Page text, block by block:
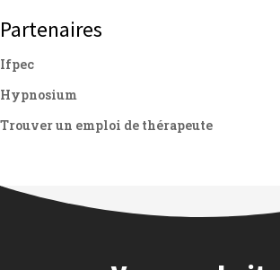
Partenaires
Ifpec
Hypnosium
Trouver un emploi de thérapeute